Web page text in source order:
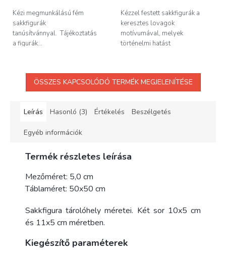
Kézi megmunkálású fém
sakkfigurák
tanúsítvánnyal. Tájékoztatás
a figurák...
Kézzel festett sakkfigurák a
keresztes lovagok
motívumával, melyek
történelmi hatást
ÖSSZES KAPCSOLÓDÓ TERMÉK MEGJELENÍTÉSE
Leírás Hasonló (3) Értékelés Beszélgetés
Egyéb információk
Termék részletes leírása
Mezőméret: 5,0 cm
Táblaméret: 50x50 cm
Sakkfigura tárolóhely méretei. Két sor 10x5 cm
és 11x5 cm méretben.
Kiegészítő paraméterek